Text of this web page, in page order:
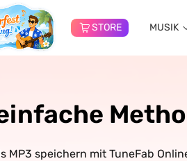
STORE MUSIK
MP3 speichern mit TuneFab